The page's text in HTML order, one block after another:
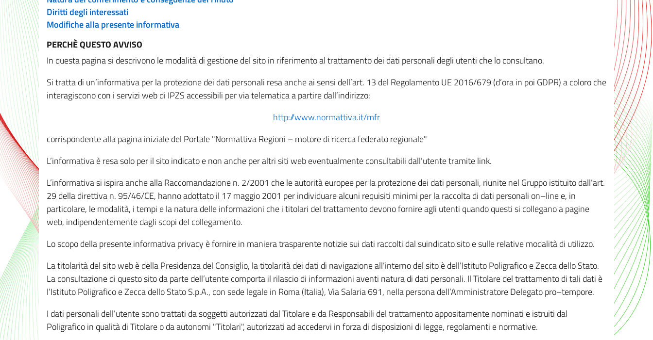
Diritti degli interessati
Modifiche alla presente informativa
PERCHÈ QUESTO AVVISO
In questa pagina si descrivono le modalità di gestione del sito in riferimento al trattamento dei dati personali degli utenti che lo consultano.
Si tratta di un’informativa per la protezione dei dati personali resa anche ai sensi dell’art. 13 del Regolamento UE 2016/679 (d’ora in poi GDPR) a coloro che
interagiscono con i servizi web di IPZS accessibili per via telematica a partire dall’indirizzo:
http://www.normattiva.it/mfr
corrispondente alla pagina iniziale del Portale "Normattiva Regioni – motore di ricerca federato regionale"
L’informativa è resa solo per il sito indicato e non anche per altri siti web eventualmente consultabili dall’utente tramite link.
L’informativa si ispira anche alla Raccomandazione n. 2/2001 che le autorità europee per la protezione dei dati personali, riunite nel Gruppo istituito dall’art.
29 della direttiva n. 95/46/CE, hanno adottato il 17 maggio 2001 per individuare alcuni requisiti minimi per la raccolta di dati personali on–line e, in
particolare, le modalità, i tempi e la natura delle informazioni che i titolari del trattamento devono fornire agli utenti quando questi si collegano a pagine
web, indipendentemente dagli scopi del collegamento.
Lo scopo della presente informativa privacy è fornire in maniera trasparente notizie sui dati raccolti dal suindicato sito e sulle relative modalità di utilizzo.
La titolarità del sito web è della Presidenza del Consiglio, la titolarità dei dati di navigazione all’interno del sito è dell’Istituto Poligrafico e Zecca dello Stato.
La consultazione di questo sito da parte dell’utente comporta il rilascio di informazioni aventi natura di dati personali. Il Titolare del trattamento di tali dati è
l’Istituto Poligrafico e Zecca dello Stato S.p.A., con sede legale in Roma (Italia), Via Salaria 691, nella persona dell’Amministratore Delegato pro–tempore.
I dati personali dell’utente sono trattati da soggetti autorizzati dal Titolare e da Responsabili del trattamento appositamente nominati e istruiti dal
Poligrafico in qualità di Titolare o da autonomi "Titolari", autorizzati ad accedervi in forza di disposizioni di legge, regolamenti e normative.